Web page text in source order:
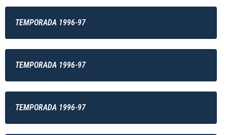
TEMPORADA 1996-97
TEMPORADA 1996-97
TEMPORADA 1996-97